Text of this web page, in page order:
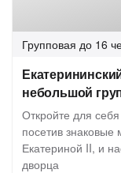
Групповая до 16
небольшой
Откройте для
посетив
Екатериной II, и
дворца